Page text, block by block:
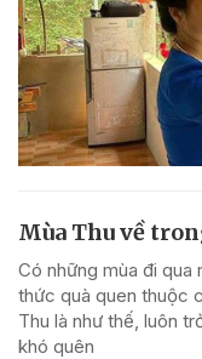
Mùa Thu về
Có những mùa đi
thức quà quen thuộc
Thu là như thế, luôn
khó quên